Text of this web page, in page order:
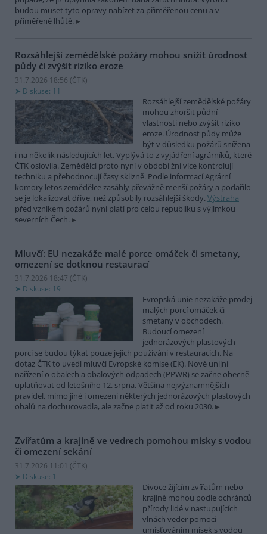
budou muset tyto opravy nabízet za přiměřenou cenu a v
přiměřené lhůtě.
Rozsáhlejší zemědělské požáry mohou snížit úrodnost
půdy či zvýšit riziko eroze
31.7.2026 18:56 (ČTK)
Diskuse: 11
Rozsáhlejší zemědělské požáry
mohou zhoršit půdní
vlastnosti nebo zvýšit riziko
eroze. Úrodnost půdy může
být v důsledku požárů snížena
i na několik následujících let. Vyplývá to z vyjádření agrárníků, které
ČTK oslovila. Zemědělci proto nyní v období žní více kontrolují
techniku a přehodnocují časy sklizně. Podle informací Agrární
komory letos zemědělce zasáhly převážně menší požáry a podařilo
se je lokalizovat dříve, než způsobily rozsáhlejší škody. Výstraha
před vznikem požárů nyní platí pro celou republiku s výjimkou
severních Čech.
Mluvčí: EU nezakáže malé porce omáček či smetany,
omezení se dotknou restaurací
31.7.2026 18:47 (ČTK)
Diskuse: 19
Evropská unie nezakáže prodej
malých porcí omáček či
smetany v obchodech.
Budoucí omezení
jednorázových plastových
porcí se budou týkat pouze jejich používání v restauracích. Na
dotaz ČTK to uvedl mluvčí Evropské komise (EK). Nové unijní
nařízení o obalech a obalových odpadech (PPWR) se začne obecně
uplatňovat od letošního 12. srpna. Většina nejvýznamnějších
pravidel, mimo jiné i omezení některých jednorázových plastových
obalů na dochucovadla, ale začne platit až od roku 2030.
Zvířatům a krajině ve vedrech pomohou misky s vodou
či omezení sekání
31.7.2026 11:01 (ČTK)
Diskuse: 1
Divoce žijícím zvířatům nebo
krajině mohou podle ochránců
přírody lidé v nastupujících
vlnách veder pomoci
umísťováním misek s vodou